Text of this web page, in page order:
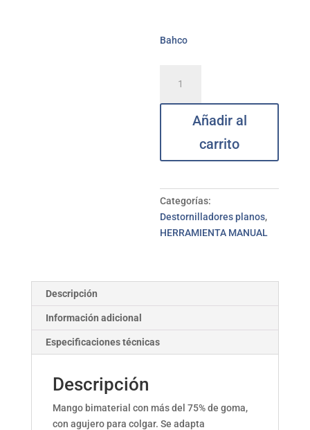
Bahco
boca
Añadir al
carrito
Categorías:
Destornilladores planos,
HERRAMIENTA MANUAL
Descripción
Información adicional
Especificaciones técnicas
Descripción
Mango bimaterial con más del 75% de goma,
con agujero para colgar. Se adapta